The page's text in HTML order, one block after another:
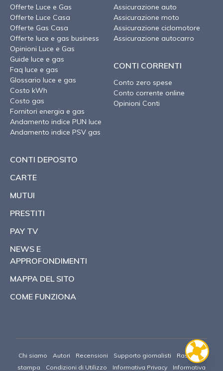
Offerte Luce e Gas
Offerte Luce Casa
Offerte Gas Casa
Offerte luce e gas business
Opinioni Luce e Gas
Guide luce e gas
Faq luce e gas
Glossario luce e gas
Costo kWh
Costo gas
Fornitori energia e gas
Andamento indice PUN luce
Andamento indice PSV gas
Assicurazione auto
Assicurazione moto
Assicurazione ciclomotore
Assicurazione autocarro
CONTI CORRENTI
Conto zero spese
Conto corrente online
Opinioni Conti
CONTI DEPOSITO
CARTE
MUTUI
PRESTITI
PAY TV
NEWS E
APPROFONDIMENTI
MAPPA DEL SITO
COME FUNZIONA
Chi siamo Autori Recensioni Supporto giornalisti
Rassegna
stampa
Condizioni di Utilizzo Informativa Privacy Informativa